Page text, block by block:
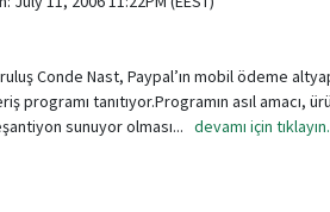
Conde Nast, Paypal’ın mobil ödeme
programı tanıtıyor.Programın asıl amacı,
sunuyor olması... devamı için